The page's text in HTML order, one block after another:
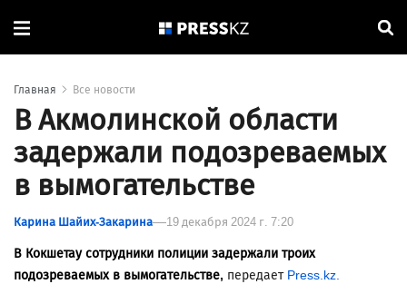
Главная Все новости
В Акмолинской области
задержали подозреваемых
в вымогательстве
Карина Шайих-Закарина 19 декабря 2024 г. 7:20
В Кокшетау сотрудники полиции задержали троих
подозреваемых в вымогательстве, передает Press.kz.